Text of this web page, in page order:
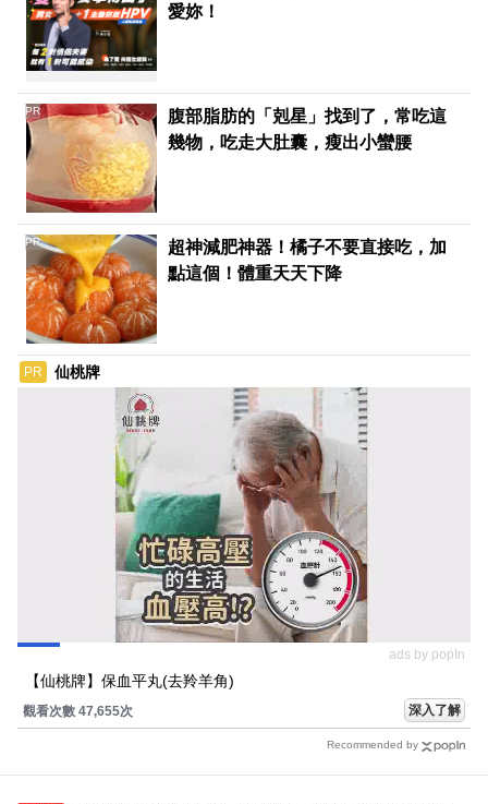
愛妳！
腹部脂肪的「剋星」找到了，常吃這
幾物，吃走大肚囊，瘦出小蠻腰
PR
超神減肥神器！橘子不要直接吃，加
點這個！體重天天下降
PR
PR 仙桃牌
ads by popIn
【仙桃牌】保血平丸(去羚羊角)
觀看次數 47,666次 深入了解
Recommended by